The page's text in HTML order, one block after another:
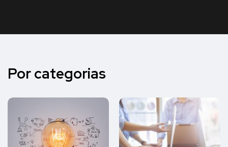
Por categorias